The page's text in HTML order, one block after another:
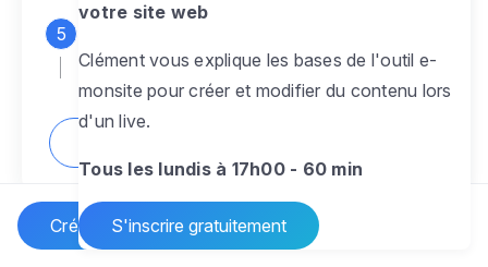
Créer un site Internet
pour rendre votre site dynamique
votre site web
Clément vous explique les bases de l'outil e-
monsite pour créer et modifier du contenu lors
d'un live.
Tous les lundis à 17h00 - 60 min
S'inscrire gratuitement